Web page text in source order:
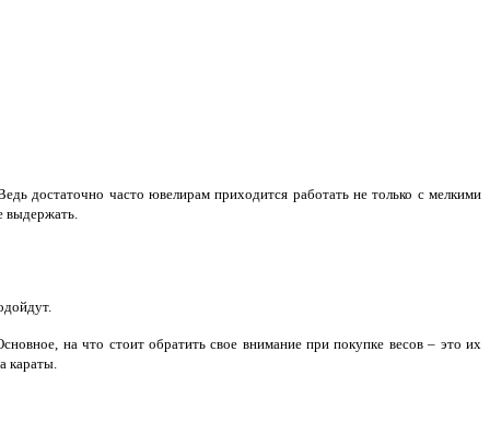
достаточно часто ювелирам приходится работать не только с мелкими
выдержать.
на что стоит обратить свое внимание при покупке весов – это их
караты.